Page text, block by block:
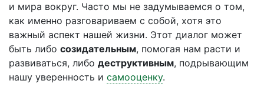
и мира вокруг. Часто мы не задумываемся о том,
как именно разговариваем с собой, хотя это
важный аспект нашей жизни. Этот диалог может
быть либо созидательным, помогая нам расти и
развиваться, либо деструктивным, подрывающим
нашу уверенность и самооценку.